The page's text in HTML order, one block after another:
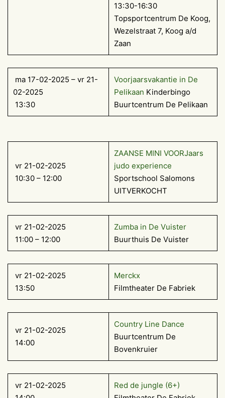
13:30-16:30
Topsportcentrum De Koog,
Wezelstraat 7, Koog a/d
Zaan
ma 17-02-2025 – vr 21-
02-2025
13:30
Voorjaarsvakantie in De
Pelikaan Kinderbingo
Buurtcentrum De Pelikaan
vr 21-02-2025
10:30 – 12:00
ZAANSE MINI VOORJaars
judo experience
Sportschool Salomons
UITVERKOCHT
vr 21-02-2025
11:00 – 12:00
Zumba in De Vuister
Buurthuis De Vuister
vr 21-02-2025
13:50
Merckx
Filmtheater De Fabriek
vr 21-02-2025
14:00
Country Line Dance
Buurtcentrum De
Bovenkruier
vr 21-02-2025
Red de jungle (6+)